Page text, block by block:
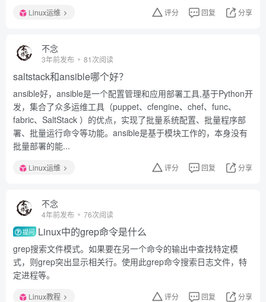
Linux运维 评分 回复 分享
不念
3年前发布 81次阅读
saltstack和ansible哪个好？
ansible好，ansible是一个配置管理和应用部署工具,基于Python开
发，集合了众多运维工具（puppet、cfengine、chef、func、
fabric、SaltStack ）的优点，实现了批量系统配置、批量程序部
署、批量运行命令等功能。ansible是基于模块工作的，本身没有
批量部署的能...
Linux运维 评分 回复 分享
不念
4年前发布 76次阅读
提问 Linux中的grep命令是什么
grep搜索文件模式。如果要在另一个命令的输出中查找特定模
式，则grep突出显示相关行。使用此grep命令搜索日志文件，特
定进程等。
Linux教程 评分 回复 分享